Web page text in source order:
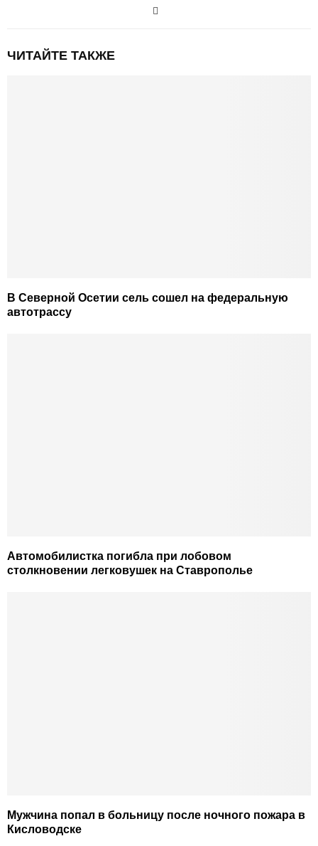
ЧИТАЙТЕ ТАКЖЕ
В Северной Осетии сель сошел на федеральную
автотрассу
Автомобилистка погибла при лобовом
столкновении легковушек на Ставрополье
Мужчина попал в больницу после ночного пожара в
Кисловодске